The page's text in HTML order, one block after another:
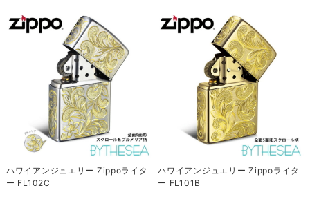
ハワイアンジュエリー Zippoライタ
ー FL102C
ハワイアンジュエリー Zippoライタ
ー FL101B